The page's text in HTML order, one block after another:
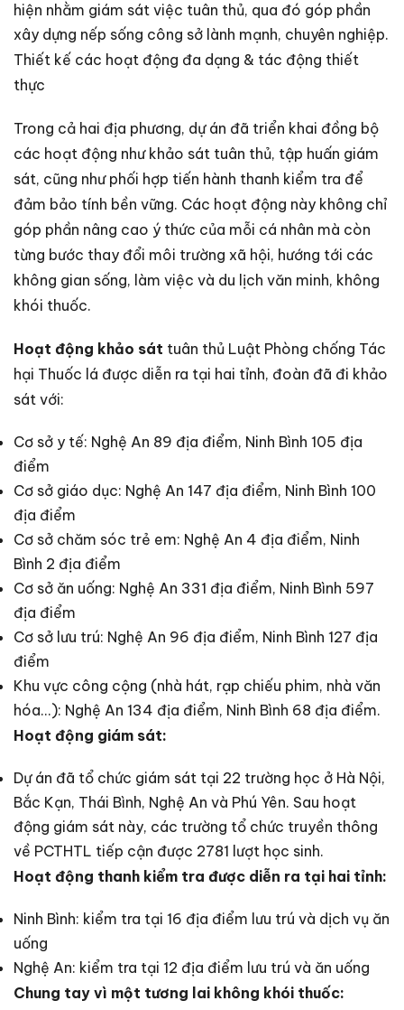
hiện nhằm giám sát việc tuân thủ, qua đó góp phần
xây dựng nếp sống công sở lành mạnh, chuyên nghiệp.
Thiết kế các hoạt động đa dạng & tác động thiết
thực
Trong cả hai địa phương, dự án đã triển khai đồng bộ
các hoạt động như khảo sát tuân thủ, tập huấn giám
sát, cũng như phối hợp tiến hành thanh kiểm tra để
đảm bảo tính bền vững. Các hoạt động này không chỉ
góp phần nâng cao ý thức của mỗi cá nhân mà còn
từng bước thay đổi môi trường xã hội, hướng tới các
không gian sống, làm việc và du lịch văn minh, không
khói thuốc.
Hoạt động khảo sát tuân thủ Luật Phòng chống Tác
hại Thuốc lá được diễn ra tại hai tỉnh, đoàn đã đi khảo
sát với:
Cơ sở y tế: Nghệ An 89 địa điểm, Ninh Bình 105 địa
điểm
Cơ sở giáo dục: Nghệ An 147 địa điểm, Ninh Bình 100
địa điểm
Cơ sở chăm sóc trẻ em: Nghệ An 4 địa điểm, Ninh
Bình 2 địa điểm
Cơ sở ăn uống: Nghệ An 331 địa điểm, Ninh Bình 597
địa điểm
Cơ sở lưu trú: Nghệ An 96 địa điểm, Ninh Bình 127 địa
điểm
Khu vực công cộng (nhà hát, rạp chiếu phim, nhà văn
hóa...): Nghệ An 134 địa điểm, Ninh Bình 68 địa điểm.
Hoạt động giám sát:
Dự án đã tổ chức giám sát tại 22 trường học ở Hà Nội,
Bắc Kạn, Thái Bình, Nghệ An và Phú Yên. Sau hoạt
động giám sát này, các trường tổ chức truyền thông
về PCTHTL tiếp cận được 2781 lượt học sinh.
Hoạt động thanh kiểm tra được diễn ra tại hai tỉnh:
Ninh Bình: kiểm tra tại 16 địa điểm lưu trú và dịch vụ ăn
uống
Nghệ An: kiểm tra tại 12 địa điểm lưu trú và ăn uống
Chung tay vì một tương lai không khói thuốc: